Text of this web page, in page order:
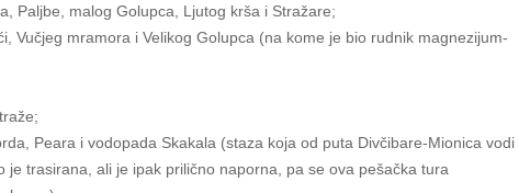
Paljbe, malog Golupca, Ljutog krša i Stražare;
Vučjeg mramora i Velikog Golupca (na kome je bio rudnik magnezijum-
Peara i vodopada Skakala (staza koja od puta Divčibare-Mionica vodi
je trasirana, ali je ipak prilično naporna, pa se ova pešačka tura